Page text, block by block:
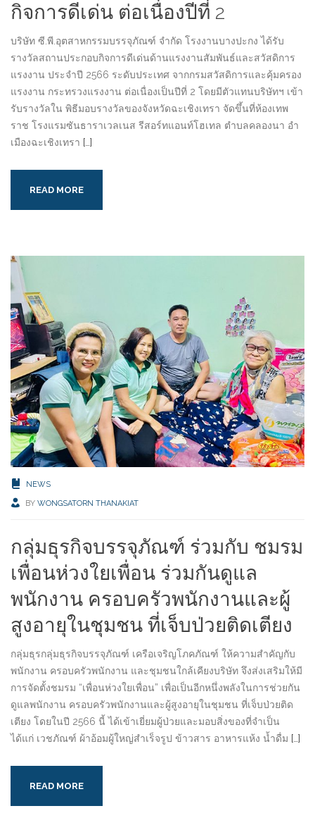
กิจการดีเด่น ต่อเนื่องปีที่ 2
บริษัท ซี.พี.อุตสาหกรรมบรรจุภัณฑ์ จำกัด โรงงานบางปะกง ได้รับ
รางวัลสถานประกอบกิจการดีเด่นด้านแรงงานสัมพันธ์และสวัสดิการ
แรงงาน ประจำปี 2566 ระดับประเทศ จากกรมสวัสดิการและคุ้มครอง
แรงงาน กระทรวงแรงงาน ต่อเนื่องเป็นปีที่ 2 โดยมีตัวแทนบริษัทฯ เข้า
รับรางวัลใน พิธีมอบรางวัลของจังหวัดฉะเชิงเทรา จัดขึ้นที่ห้องเทพ
ราช โรงแรมซันธาราเวลเนส รีสอร์ทแอนท์โฮเทล ตำบลคลองนา อำ
เมืองฉะเชิงเทรา […]
READ MORE
NEWS
BY WONGSATORN THANAKIAT
กลุ่มธุรกิจบรรจุภัณฑ์ ร่วมกับ ชมรม
เพื่อนห่วงใยเพื่อน ร่วมกันดูแล
พนักงาน ครอบครัวพนักงานและผู้
สูงอายุในชุมชน ที่เจ็บป่วยติดเตียง
กลุ่มธุรกลุ่มธุรกิจบรรจุภัณฑ์ เครือเจริญโภคภัณฑ์ ให้ความสำคัญกับ
พนักงาน ครอบครัวพนักงาน และชุมชนใกล้เคียงบริษัท จึงส่งเสริมให้มี
การจัดตั้งชมรม “เพื่อนห่วงใยเพื่อน” เพื่อเป็นอีกหนึ่งพลังในการช่วยกัน
ดูแลพนักงาน ครอบครัวพนักงานและผู้สูงอายุในชุมชน ที่เจ็บป่วยติด
เตียง โดยในปี 2566 นี้ ได้เข้าเยี่ยมผู้ป่วยและมอบสิ่งของที่จำเป็น
ได้แก่ เวชภัณฑ์ ผ้าอ้อมผู้ใหญ่สำเร็จรูป ข้าวสาร อาหารแห้ง น้ำดื่ม […]
READ MORE